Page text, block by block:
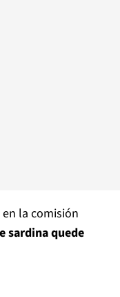
la comisión
sardina quede